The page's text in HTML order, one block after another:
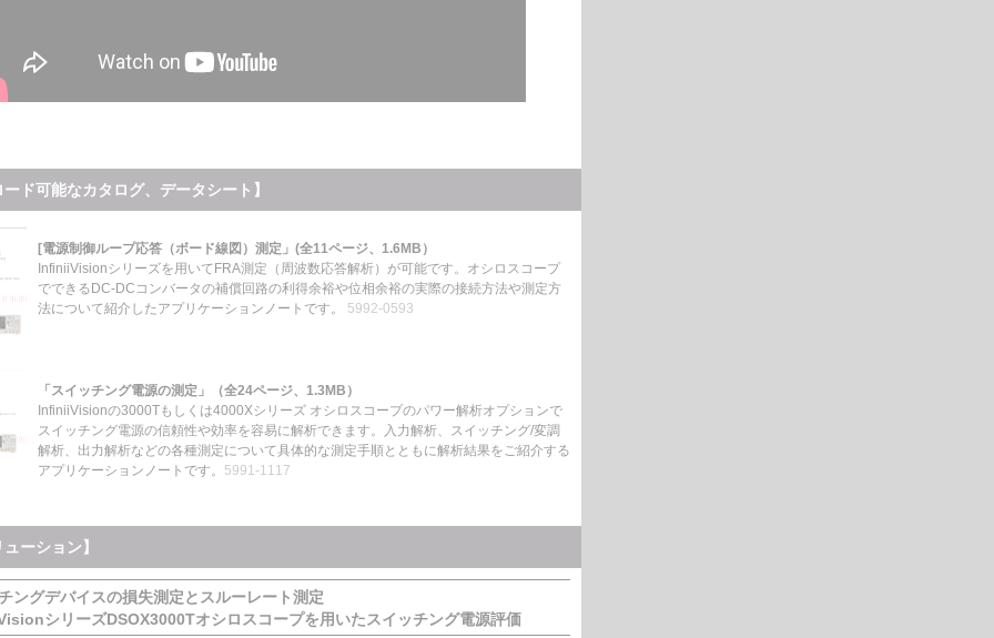
ド可能なカタログ、データシート】
[電源制御ループ応答（ボード線図）測定」(全11ページ、1.6MB）
InfiniiVisionシリーズを用いてFRA測定（周波数応答解析）が可能です。オシロスコープ
でできるDC-DCコンバータの補償回路の利得余裕や位相余裕の実際の接続方法や測定方
法について紹介したアプリケーションノート です。 5992-0593
「スイッチング電源の測定」（全24ページ、1.3MB）
InfiniiVisionの3000Tもしくは4000Xシリーズ オシロスコープのパワー解析オプションで
スイッチング電源の信頼性や効率を容易に解析できます。入力解析、スイッチング/変調
解析、出力解析などの各種測定について具体的な測定手順とともに解析結果を ご紹介する
アプリケーションノートです。 5991-1117
ーション】
ングデバイスの損失測定とスルーレート測定
シリーズDSOX3000Tオシロスコープを用いたスイッチング電源評価